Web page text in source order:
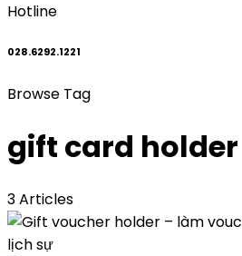
Hotline
028.6292.1221
Browse Tag
gift card holder
3 Articles